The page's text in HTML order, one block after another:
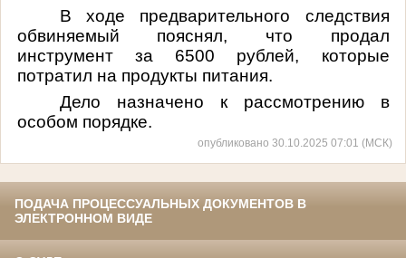
В ходе предварительного следствия
обвиняемый пояснял, что продал
инструмент за 6500 рублей, которые
потратил на продукты питания.
Дело назначено к рассмотрению в
особом порядке.
опубликовано 30.10.2025 07:01 (МСК)
ПОДАЧА ПРОЦЕССУАЛЬНЫХ ДОКУМЕНТОВ В
ЭЛЕКТРОННОМ ВИДЕ